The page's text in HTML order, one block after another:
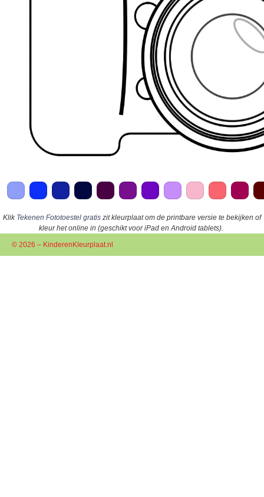
Klik Tekenen Fototoestel gratis zit kleurplaat om de printbare versie te bekijken of
kleur het online in (geschikt voor iPad en Android tablets).
© 2026 – KinderenKleurplaat.nl